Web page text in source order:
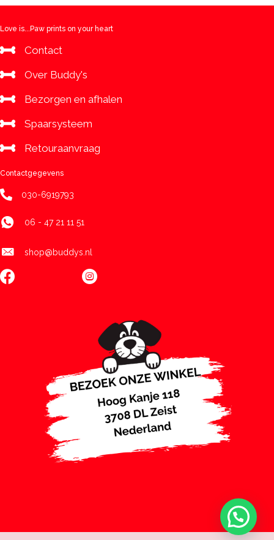
Love is...Paw prints on your heart
Contact
Over Buddy's
Bezorgen en afhalen
Spaarsysteem
Retouraanvraag
Contactgegevens
030-6919793
06 - 47 21 11 51
shop@buddys.nl